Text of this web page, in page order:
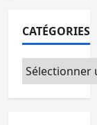
CATÉGORIES
Catégories